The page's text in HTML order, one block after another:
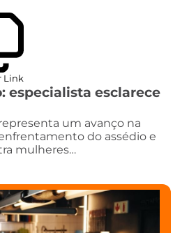
Link
especialista esclarece
um avanço na
do assédio e
mulheres…